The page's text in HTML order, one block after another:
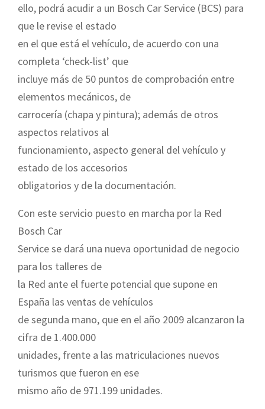
ello, podrá acudir a un Bosch Car Service (BCS) para
que le revise el estado
en el que está el vehículo, de acuerdo con una
completa ‘check-list’ que
incluye más de 50 puntos de comprobación entre
elementos mecánicos, de
carrocería (chapa y pintura); además de otros
aspectos relativos al
funcionamiento, aspecto general del vehículo y
estado de los accesorios
obligatorios y de la documentación.
Con este servicio puesto en marcha por la Red
Bosch Car
Service se dará una nueva oportunidad de negocio
para los talleres de
la Red ante el fuerte potencial que supone en
España las ventas de vehículos
de segunda mano, que en el año 2009 alcanzaron la
cifra de 1.400.000
unidades, frente a las matriculaciones nuevos
turismos que fueron en ese
mismo año de 971.199 unidades.